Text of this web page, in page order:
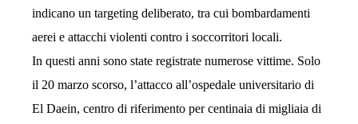
indicano un targeting deliberato, tra cui bombardamenti
aerei e attacchi violenti contro i soccorritori locali.
In questi anni sono state registrate numerose vittime. Solo
il 20 marzo scorso, l’attacco all’ospedale universitario di
El Daein, centro di riferimento per centinaia di migliaia di